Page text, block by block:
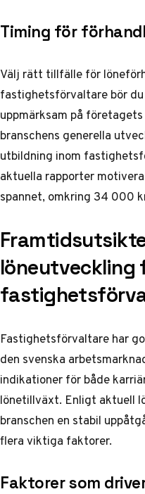
Timing för
Välj rätt tillfälle för
fastighetsförvaltare bör
uppmärksam på
branschens generella
utbildning inom
aktuella rapporter
spannet, omkring 34 000
löneutveckling
Fastighetsförvaltare har
den svenska
indikationer för både
lönetillväxt. Enligt aktuell
branschen en stabil
flera viktiga faktorer.
Faktorer som